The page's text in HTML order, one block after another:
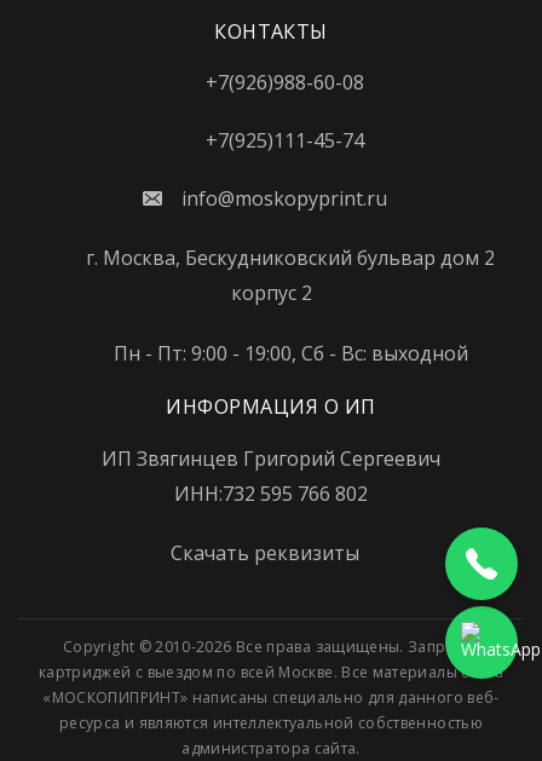
КОНТАКТЫ
+7(926)988-60-08
+7(925)111-45-74
info@moskopyprint.ru
г. Москва, Бескудниковский бульвар дом 2
корпус 2
Пн - Пт: 9:00 - 19:00, Сб - Вс: выходной
ИНФОРМАЦИЯ О ИП
ИП Звягинцев Григорий Сергеевич
ИНН:732 595 766 802
Скачать реквизиты
Copyright © 2010-2026 Все права защищены. Заправка
картриджей с выездом по всей Москве. Все материалы сайта
«МОСКОПИПРИНТ» написаны специально для данного веб-
ресурса и являются интеллектуальной собственностью
администратора сайта.